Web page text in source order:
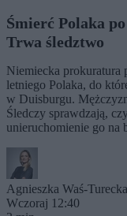
Śmierć Polaka
Trwa śledztwo
Niemiecka prokuratura
letniego Polaka, do
w Duisburgu.
Śledczy sprawdzają,
unieruchomienie go na
Agnieszka Waś-Turecka
Wczoraj 12:40